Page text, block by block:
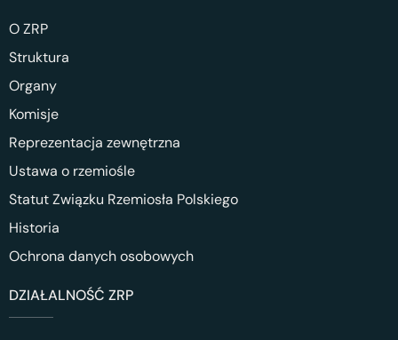
O ZRP
Struktura
Organy
Komisje
Reprezentacja zewnętrzna
Ustawa o rzemiośle
Statut Związku Rzemiosła Polskiego
Historia
Ochrona danych osobowych
DZIAŁALNOŚĆ ZRP